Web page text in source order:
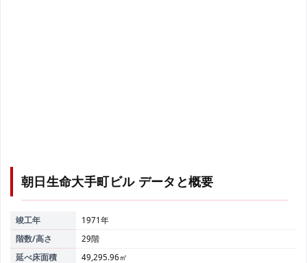
朝日生命大手町ビル データと概要
竣工年
1971年
階数/高さ
29階
延べ床面積
49,295.96㎡